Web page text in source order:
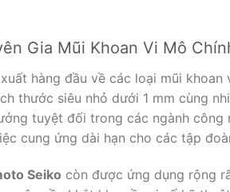
Gia Mũi Khoan Vi Mô
xuất hàng đầu về các loại mũi
thước siêu nhỏ dưới 1 mm cùng
tuyệt đối trong các ngành
cung ứng dài hạn cho các tập
Seiko còn được ứng dụng rộng